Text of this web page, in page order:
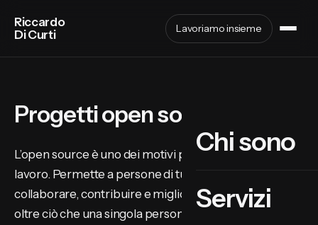
Riccardo
Di Curti
Lavoriamo insieme
Chi sono
Servizi
Progetti open source
L’open source è uno dei motivi per cui amo questo
lavoro. Permette a persone di tutto il mondo di
collaborare, contribuire e migliorare il software ben
oltre ciò che una singola persona o azienda potrebbe